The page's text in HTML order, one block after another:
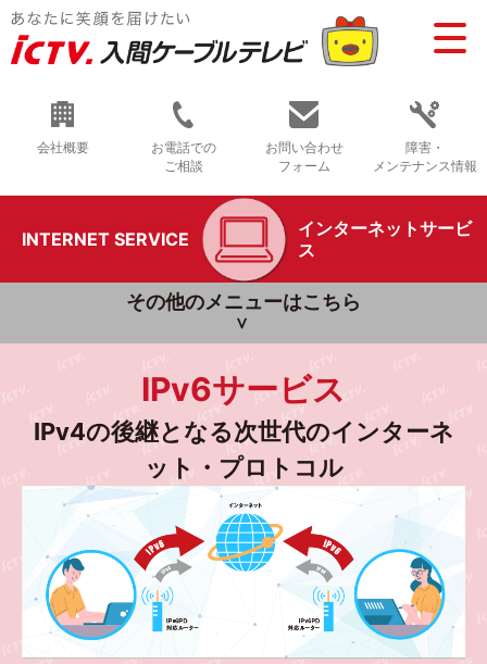
会社概要
お電話での
ご相談
お問い合わせ
フォーム
障害・
メンテナンス情報
INTERNET SERVICE
インターネットサービ
ス
その他のメニューはこちら
IPv6サービス
IPv4の後継となる次世代のインターネ
ット・プロトコル